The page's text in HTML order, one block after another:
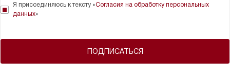
ПОДПИСАТЬСЯ
Я присоединяюсь к тексту «Согласия на обработку персональных
данных»